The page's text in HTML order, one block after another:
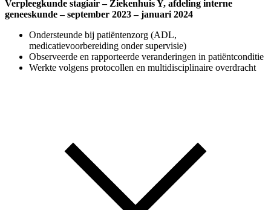
Verpleegkunde stagiair– Ziekenhuis Y, afdeling interne
geneeskunde – september 2023 – januari 2024
Ondersteunde bij patiëntenzorg (ADL,
medicatievoorbereiding onder supervisie)
Observeerde en rapporteerde veranderingen in patiëntconditie
Werkte volgens protocollen en multidisciplinaire overdracht